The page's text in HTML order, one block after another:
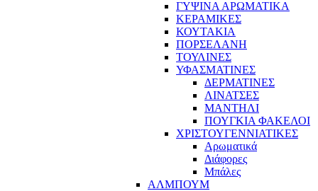
ΓΥΨΙΝΑ ΑΡΩΜΑΤΙΚΑ
ΚΕΡΑΜΙΚΕΣ
ΚΟΥΤΑΚΙΑ
ΠΟΡΣΕΛΑΝΗ
ΤΟΥΛΙΝΕΣ
ΥΦΑΣΜΑΤΙΝΕΣ
ΔΕΡΜΑΤΙΝΕΣ
ΛΙΝΑΤΣΕΣ
ΜΑΝΤΗΛΙ
ΠΟΥΓΚΙΑ ΦΑΚΕΛΟΙ
ΧΡΙΣΤΟΥΓΕΝΝΙΑΤΙΚΕΣ
Αρωματικά
Διάφορες
Μπάλες
ΑΛΜΠΟΥΜ